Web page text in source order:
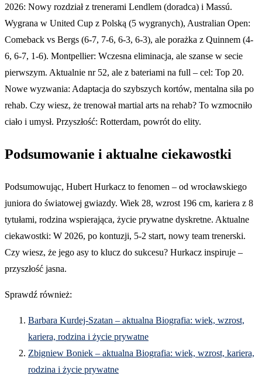
2026: Nowy rozdział z trenerami Lendlem (doradca) i Massú.
Wygrana w United Cup z Polską (5 wygranych), Australian Open:
Comeback vs Bergs (6-7, 7-6, 6-3, 6-3), ale porażka z Quinnem (4-
6, 6-7, 1-6). Montpellier: Wczesna eliminacja, ale szanse w secie
pierwszym. Aktualnie nr 52, ale z bateriami na full – cel: Top 20.
Nowe wyzwania: Adaptacja do szybszych kortów, mentalna siła po
rehab. Czy wiesz, że trenował martial arts na rehab? To wzmocniło
ciało i umysł. Przyszłość: Rotterdam, powrót do elity.
Podsumowanie i aktualne ciekawostki
Podsumowując, Hubert Hurkacz to fenomen – od wrocławskiego
juniora do światowej gwiazdy. Wiek 28, wzrost 196 cm, kariera z 8
tytułami, rodzina wspierająca, życie prywatne dyskretne. Aktualne
ciekawostki: W 2026, po kontuzji, 5-2 start, nowy team trenerski.
Czy wiesz, że jego asy to klucz do sukcesu? Hurkacz inspiruje –
przyszłość jasna.
Sprawdź również:
Barbara Kurdej-Szatan – aktualna Biografia: wiek, wzrost,
kariera, rodzina i życie prywatne
Zbigniew Boniek – aktualna Biografia: wiek, wzrost, kariera,
rodzina i życie prywatne